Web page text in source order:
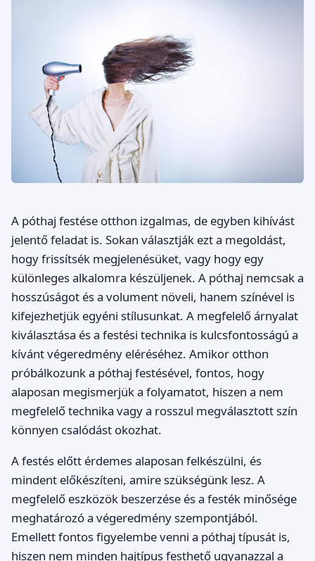
A póthaj festése otthon izgalmas, de egyben kihívást
jelentő feladat is. Sokan választják ezt a megoldást,
hogy frissítsék megjelenésüket, vagy hogy egy
különleges alkalomra készüljenek. A póthaj nemcsak a
hosszúságot és a volument növeli, hanem színével is
kifejezhetjük egyéni stílusunkat. A megfelelő árnyalat
kiválasztása és a festési technika is kulcsfontosságú a
kívánt végeredmény eléréséhez. Amikor otthon
próbálkozunk a póthaj festésével, fontos, hogy
alaposan megismerjük a folyamatot, hiszen a nem
megfelelő technika vagy a rosszul megválasztott szín
könnyen csalódást okozhat.
A festés előtt érdemes alaposan felkészülni, és
mindent előkészíteni, amire szükségünk lesz. A
megfelelő eszközök beszerzése és a festék minősége
meghatározó a végeredmény szempontjából.
Emellett fontos figyelembe venni a póthaj típusát is,
hiszen nem minden hajtípus festhető ugyanazzal a